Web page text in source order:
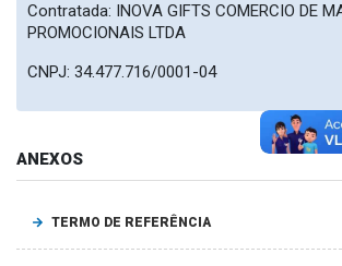
Contratada: INOVA GIFTS COMERCIO DE
PROMOCIONAIS LTDA
CNPJ: 34.477.716/0001-04
ANEXOS
TERMO DE REFERÊNCIA